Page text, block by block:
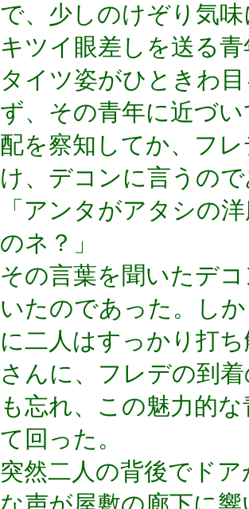
で、少しのけぞり気
キツイ眼差しを送る
タイツ姿がひときわ
ず、その青年に近づ
配を察知してか、フ
け、デコンに言うの
「アンタがアタシの
のネ？」
その言葉を聞いたデ
いたのであった。し
に二人はすっかり打
さんに、フレデの到
も忘れ、この魅力的
て回った。
突然二人の背後でド